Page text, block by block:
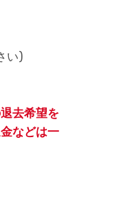
い)
去希望を
などは一